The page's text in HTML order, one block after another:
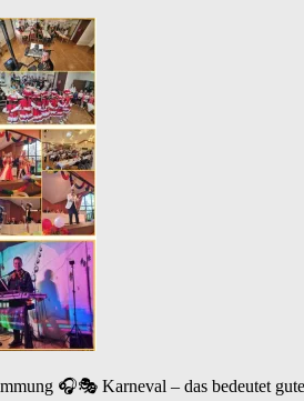
🎧🎭 Karneval – das bedeutet